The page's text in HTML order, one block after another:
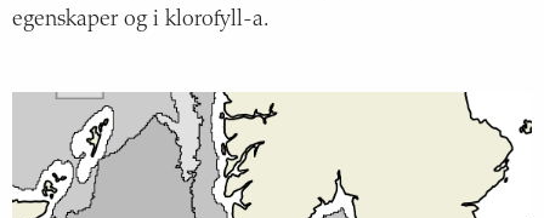
egenskaper og i klorofyll-a.